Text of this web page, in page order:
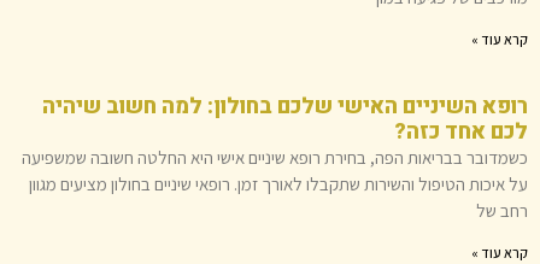
קרא עוד »
רופא השיניים האישי שלכם בחולון: למה חשוב שיהיה
לכם אחד כזה?
כשמדובר בבריאות הפה, בחירת רופא שיניים אישי היא החלטה חשובה שמשפיעה
על איכות הטיפול והשירות שתקבלו לאורך זמן. רופאי שיניים בחולון מציעים מגוון
רחב של
קרא עוד »